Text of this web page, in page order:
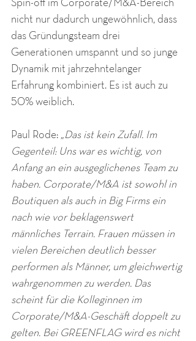
nicht nur dadurch ungewöhnlich, dass
das Gründungsteam drei
Generationen umspannt und so junge
Dynamik mit jahrzehntelanger
Erfahrung kombiniert. Es ist auch zu
50% weiblich.
Paul Rode: „Das ist kein Zufall. Im
Gegenteil: Uns war es wichtig, von
Anfang an ein ausgeglichenes Team zu
haben. Corporate/M&A ist sowohl in
Boutiquen als auch in Big Firms ein
nach wie vor beklagenswert
männliches Terrain. Frauen müssen in
vielen Bereichen deutlich besser
performen als Männer, um gleichwertig
wahrgenommen zu werden. Das
scheint für die Kolleginnen im
Corporate/M&A-Geschäft doppelt zu
gelten. Bei GREENFLAG wird es nicht